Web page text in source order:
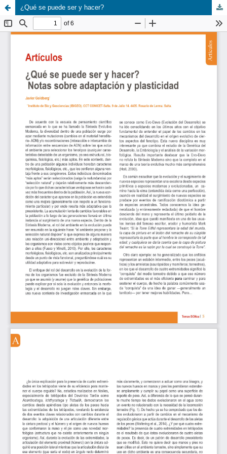
¿Qué se puede ser y hacer?